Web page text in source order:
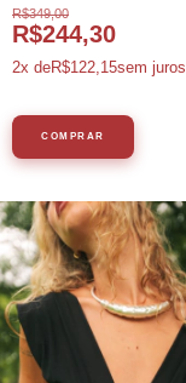
R$349,00
R$244,30
2x deR$122,15sem juros
COMPRAR